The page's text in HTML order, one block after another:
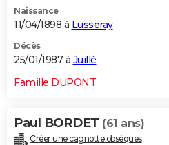
Naissance
11/04/1898 à Lusseray
Décès
25/01/1987 à Juillé
Famille DUPONT
Paul BORDET (61 ans)
Créer une cagnotte obsèques